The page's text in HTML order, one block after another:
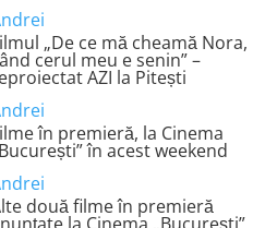
„De ce mă cheamă Nora,
cerul meu e senin” –
AZI la Pitești
în premieră, la Cinema
în acest weekend
două filme în premieră